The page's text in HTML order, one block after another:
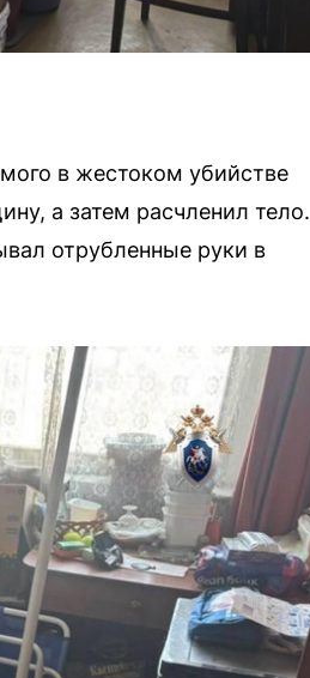
в жестоком убийстве
а затем расчленил тело.
отрубленные руки в